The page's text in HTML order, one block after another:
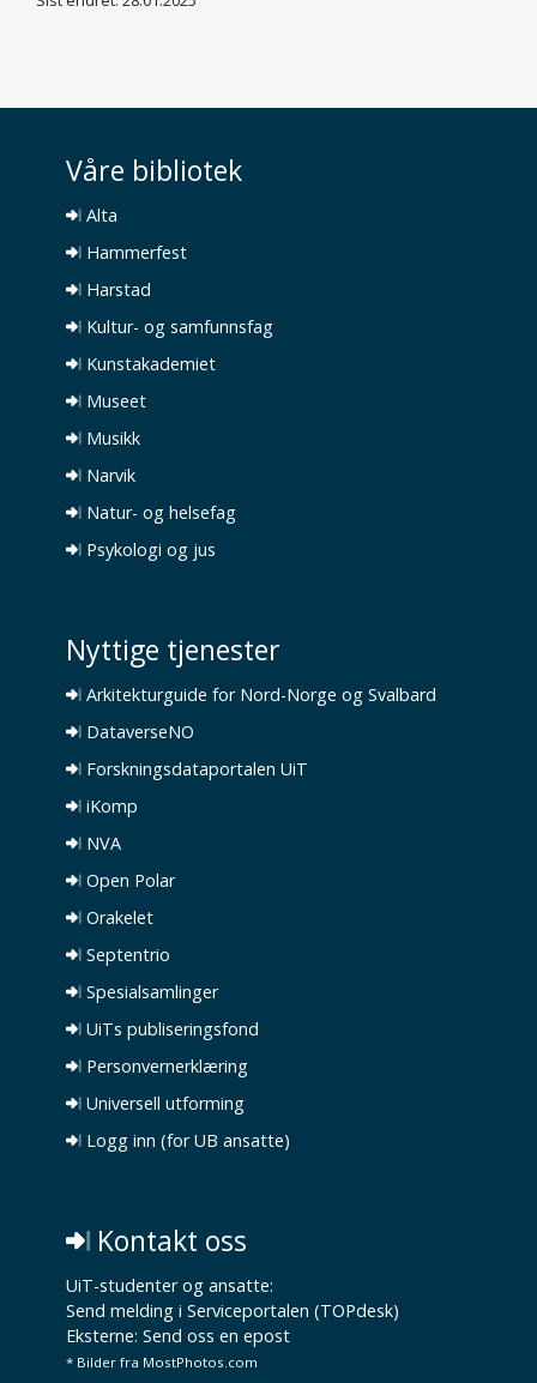
Våre bibliotek
Alta
Hammerfest
Harstad
Kultur- og samfunnsfag
Kunstakademiet
Museet
Musikk
Narvik
Natur- og helsefag
Psykologi og jus
Nyttige tjenester
Arkitekturguide for Nord-Norge og Svalbard
DataverseNO
Forskningsdataportalen UiT
iKomp
NVA
Open Polar
Orakelet
Septentrio
Spesialsamlinger
UiTs publiseringsfond
Personvernerklæring
Universell utforming
Logg inn (for UB ansatte)
Kontakt oss
UiT-studenter og ansatte:
Send melding i Serviceportalen (TOPdesk)
Eksterne: Send oss en epost
* Bilder fra MostPhotos.com